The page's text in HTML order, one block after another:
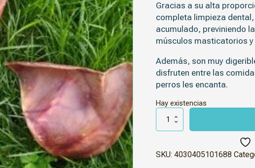
Gracias a su alta
completa limpieza
acumulado, previniendo
músculos masticatorios
Además, son muy
disfruten entre las
perros les encanta.
Hay existencias
Orejas
de
cerdo
SKU:4030405101688